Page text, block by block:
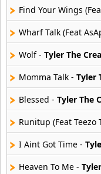
Ghostface Killah
20 músicas online
Guariboa
3 músicas online
Gucci Mane
33 músicas online
Jaden Smith
8 músicas online
Find Your Wings
Wharf Talk (Feat
Wolf - Tyler The
Momma Talk - Tyler
Blessed - Tyler The
Runitup (Feat Teezo
I Aint Got Time -
Heaven To Me -